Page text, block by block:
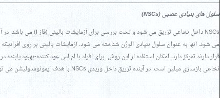
سلول های بنیادی عصبی (NSCs
)
می شود. آنها به عنوان سلول بنیادی آلوژن شناخته می شود. آزمایشات بالینی بر روی
قرار دارند تمرکز دارد. امکان استفاده از این روش برای افراد با ام اس عود کننده-بهبود
نخاعی بازسازی میلین است. در آینده تزریق داخل وریدی NSCs با هدف ایمونومدولیشن می تواند هدف باشد.